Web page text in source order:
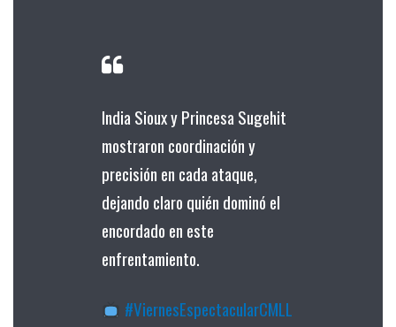
India Sioux y Princesa Sugehit
mostraron coordinación y
precisión en cada ataque,
dejando claro quién dominó el
encordado en este
enfrentamiento.
#ViernesEspectacularCMLL